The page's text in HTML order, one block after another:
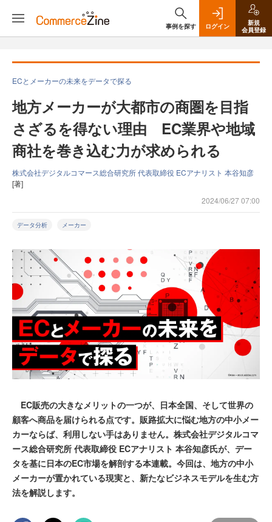
事例を探す ログイン
新規
会員登録
ECとメーカーの未来をデータで探る
地方メーカーが大都市の商圏を目指
さざるを得ない理由 EC業界や地域
商社を巻き込む力が求められる
株式会社デジタルコマース総合研究所 代表取締役 ECアナリスト 本谷知彦
[著]
2024/06/27 07:00
データ分析 メーカー
EC販売の大きなメリットの一つが、日本全国、そして世界の
顧客へ商品を届けられる点です。販路拡大に悩む地方の中小メー
カーならば、利用しない手はありません。株式会社デジタルコマ
ース総合研究所 代表取締役 ECアナリスト 本谷知彦氏が、デー
タを基に日本のEC市場を解剖する本連載。今回は、地方の中小
メーカーが置かれている現実と、新たなビジネスモデルを生む方
法を解説します。